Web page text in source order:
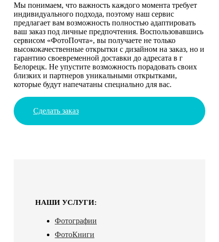
Мы понимаем, что важность каждого момента требует
индивидуального подхода, поэтому наш сервис
предлагает вам возможность полностью адаптировать
ваш заказ под личные предпочтения. Воспользовавшись
сервисом «ФотоПочта», вы получаете не только
высококачественные открытки с дизайном на заказ, но и
гарантию своевременной доставки до адресата в г
Белорецк. Не упустите возможность порадовать своих
близких и партнеров уникальными открытками,
которые будут напечатаны специально для вас.
Сделать заказ
НАШИ УСЛУГИ:
Фотографии
ФотоКниги